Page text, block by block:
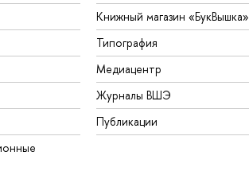
Книжный магазин «БукВышка»
Типография
Медиацентр
Журналы ВШЭ
Публикации